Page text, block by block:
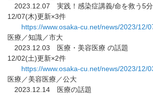
2023.12.07 実践！感染症講義/命を救う5
12/07(木)更新×3件
https://www.osaka-cu.net/news/2023/12/
医療／知識／市大
2023.12.03 医療・美容医
12/02(土)更新×2件
https://www.osaka-cu.net/news/2023/12/
医療／美容医療／公大
2023.12.14 医療